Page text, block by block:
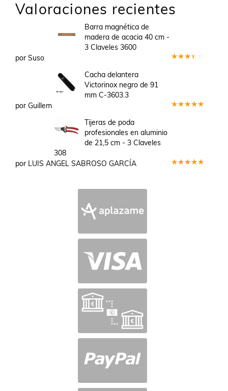
Valoraciones recientes
Barra magnética de
madera de acacia 40 cm -
3 Claveles 3600
por Suso
Cacha delantera
Victorinox negro de 91
mm C-3603.3
por Guillem
Tijeras de poda
profesionales en aluminio
de 21,5 cm - 3 Claveles
308
por LUIS ANGEL SABROSO GARCÍA